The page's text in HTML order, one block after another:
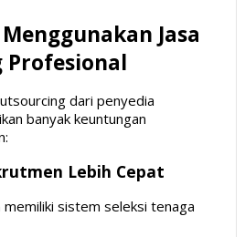
Jasa
dari penyedia
banyak keuntungan
Lebih Cepat
memiliki sistem seleksi tenaga